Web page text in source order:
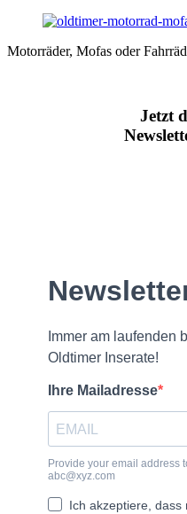
Motorräder, Mofas oder
Jetzt